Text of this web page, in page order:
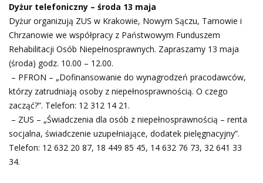
Dyżur telefoniczny – środa 13 maja
Dyżur organizują ZUS w Krakowie, Nowym Sączu, Tarnowie i
Chrzanowie we współpracy z Państwowym Funduszem
Rehabilitacji Osób Niepełnosprawnych. Zapraszamy 13 maja
(środa) godz. 10.00 – 12.00.
– PFRON – „Dofinansowanie do wynagrodzeń pracodawców,
którzy zatrudniają osoby z niepełnosprawnością. O czego
zacząć?”. Telefon: 12 312 14 21.
– ZUS – „Świadczenia dla osób z niepełnosprawnością – renta
socjalna, świadczenie uzupełniające, dodatek pielęgnacyjny”.
Telefon: 12 632 20 87, 18 449 85 45, 14 632 76 73, 32 641 33
34.